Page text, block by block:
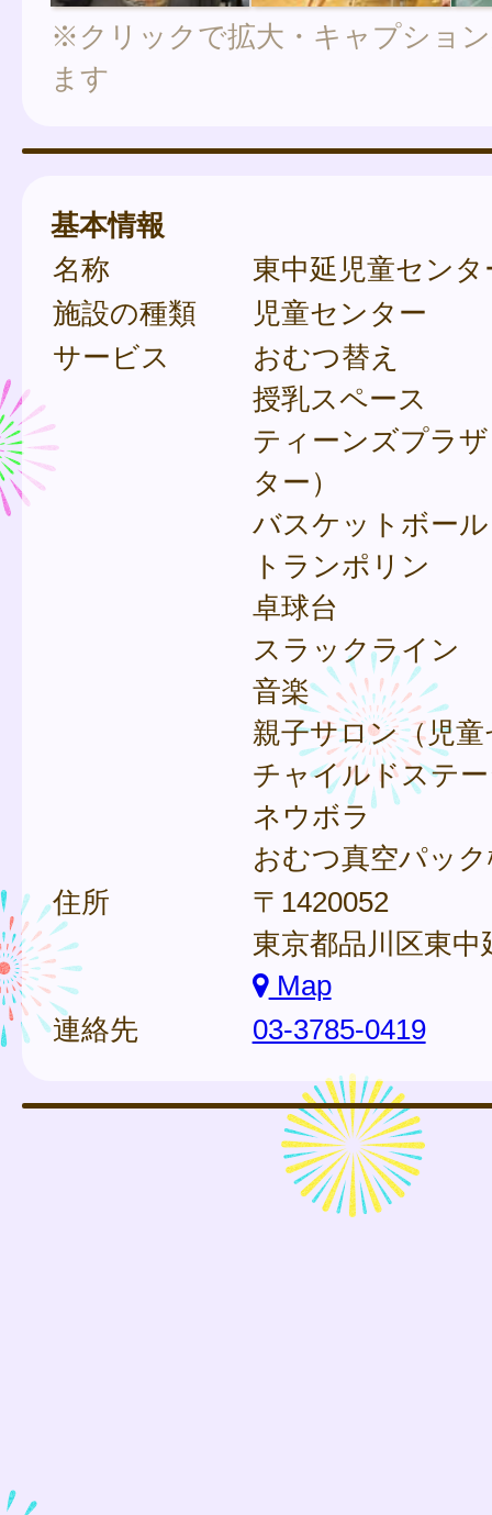
※クリックで拡大・キャプショ
ます
基本情報
名称
東中延児童センタ
施設の種類
児童センター
サービス
おむつ替え
授乳スペース
ティーンズプラ
ター）
バスケットボー
トランポリン
卓球台
スラックライン
音楽
親子サロン（児
チャイルドステ
ネウボラ
おむつ真空パッ
住所
〒1420052
東京都品川区東中
Map
連絡先
03-3785-0419